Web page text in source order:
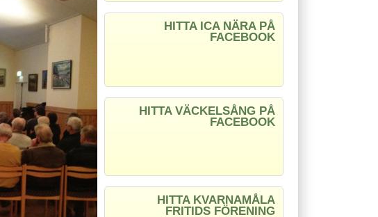
HITTA ICA NÄRA PÅ
FACEBOOK
HITTA VÄCKELSÅNG PÅ
FACEBOOK
HITTA KVARNAMÅLA
FRITIDS FÖRENING